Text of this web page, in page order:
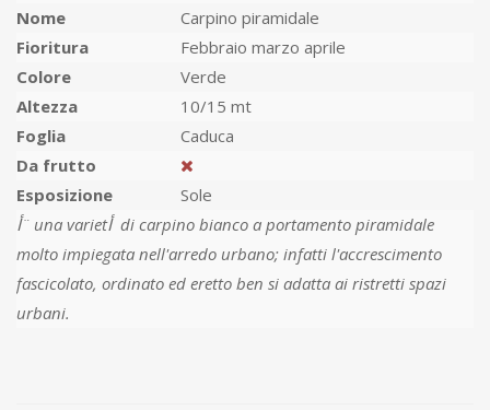
Nome
Carpino piramidale
Fioritura
Febbraio marzo aprile
Colore
Verde
Altezza
10/15 mt
Foglia
Caduca
Da frutto
Esposizione
Sole
أ¨ una varietأ di carpino bianco a portamento piramidale
molto impiegata nell'arredo urbano; infatti l'accrescimento
fascicolato, ordinato ed eretto ben si adatta ai ristretti spazi
urbani.